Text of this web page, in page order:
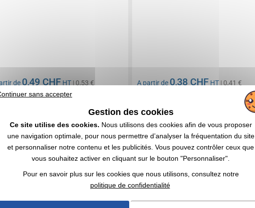
de 0,49 CHF HT | 0,53 €
compris
A partir de 0,38 CHF HT| 0,41 €
00004V0163060
bambou
Réf. 00004V0206907
Bracelet fantaisie tissé
sans accepter
Gestion des cookies
Ce site utilise des cookies. Nous utilisons des cookies afin de vous proposer
une navigation optimale, pour nous permettre d’analyser la fréquentation du site
et personnaliser notre contenu et les publicités. Vous pouvez contrôler ceux que
vous souhaitez activer en cliquant sur le bouton "Personnaliser".
Pour en savoir plus sur les cookies que nous utilisons, consultez notre
politique de confidentialité